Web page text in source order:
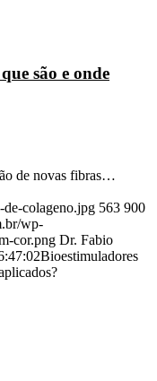
são e onde
de novas fibras…
de-colageno.jpg 563 900
wp-
cor.png Dr. Fabio
Bioestimuladores